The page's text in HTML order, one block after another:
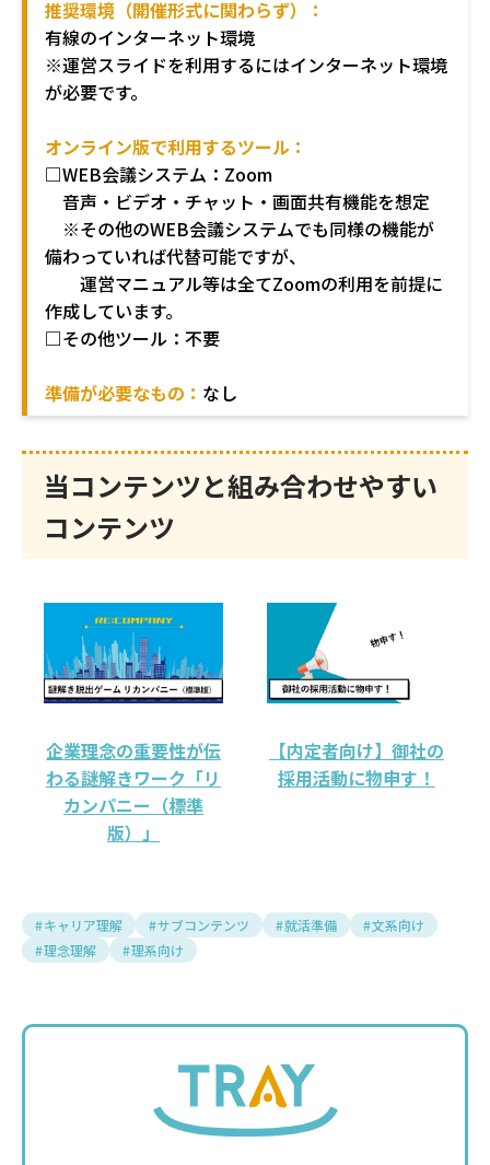
推奨環境（開催形式に関わらず）：
有線のインターネット環境
※運営スライドを利用するにはインターネット環境
が必要です。
オンライン版で利用するツール：
□WEB会議システム：Zoom
音声・ビデオ・チャット・画面共有機能を想定
※その他のWEB会議システムでも同様の機能が
備わっていれば代替可能ですが、
運営マニュアル等は全てZoomの利用を前提に
作成しています。
□その他ツール：不要
準備が必要なもの： なし
当コンテンツと組み合わせやすい
コンテンツ
企業理念の重要性が伝
わる謎解きワーク「リ
カンパニー（標準
版）」
【内定者向け】御社の
採用活動に物申す！
キャリア理解 サブコンテンツ 就活準備
文系向け
理念理解
理系向け